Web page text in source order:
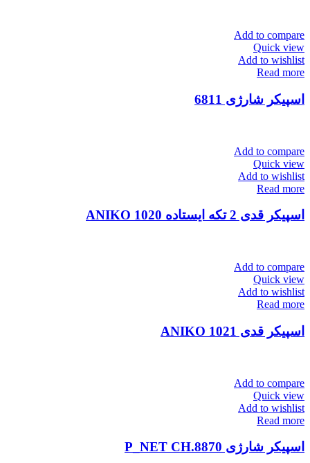
Add to compare
Quick view
Add to wishlist
Read more
اسپیکر شارژی 6811
Add to compare
Quick view
Add to wishlist
Read more
اسپیکر قدی 2 تکه ایستاده ANIKO 1020
Add to compare
Quick view
Add to wishlist
Read more
اسپیکر قدی ANIKO 1021
Add to compare
Quick view
Add to wishlist
Read more
اسپیکر شارژی P_NET CH.8870